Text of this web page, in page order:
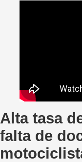
Alta tasa
falta de